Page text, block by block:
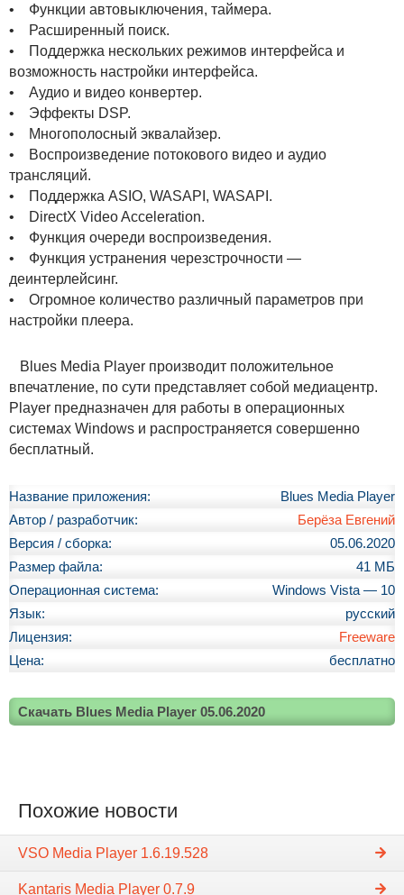
• Функции автовыключения, таймера.
• Расширенный поиск.
• Поддержка нескольких режимов интерфейса и
возможность настройки интерфейса.
• Аудио и видео конвертер.
• Эффекты DSP.
• Многополосный эквалайзер.
• Воспроизведение потокового видео и аудио
трансляций.
• Поддержка ASIO, WASAPI, WASAPI.
• DirectX Video Acceleration.
• Функция очереди воспроизведения.
• Функция устранения черезстрочности —
деинтерлейсинг.
• Огромное количество различный параметров при
настройки плеера.
Blues Media Player производит положительное
впечатление, по сути представляет собой медиацентр.
Player предназначен для работы в операционных
системах Windows и распространяется совершенно
бесплатный.
Название приложения:
Blues Media Player
Автор / разработчик:
Берёза Евгений
Версия / сборка:
05.06.2020
Размер файла:
41 МБ
Операционная система:
Windows Vista — 10
Язык:
русский
Лицензия:
Freeware
Цена:
бесплатно
Скачать Blues Media Player 05.06.2020
Похожие новости
VSO Media Player 1.6.19.528
Kantaris Media Player 0.7.9